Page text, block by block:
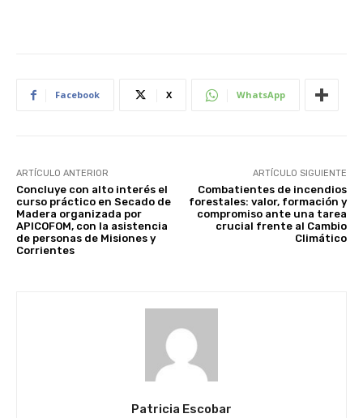
Facebook X WhatsApp
ARTÍCULO ANTERIOR
Concluye con alto interés el
curso práctico en Secado de
Madera organizada por
APICOFOM, con la asistencia
de personas de Misiones y
Corrientes
ARTÍCULO SIGUIENTE
Combatientes de incendios
forestales: valor, formación y
compromiso ante una tarea
crucial frente al Cambio
Climático
Patricia Escobar